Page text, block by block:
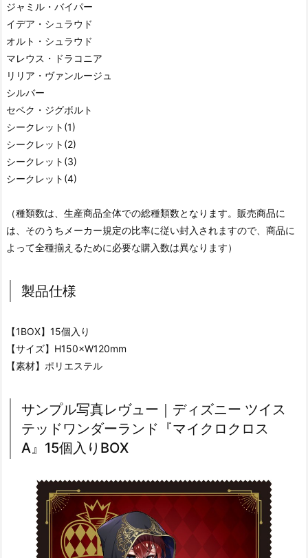
ジャミル・バイパー
イデア・シュラウド
オルト・シュラウド
マレウス・ドラコニア
リリア・ヴァンルージュ
シルバー
セベク・ジグボルト
シークレット(1)
シークレット(2)
シークレット(3)
シークレット(4)
（種類数は、生産商品全体での総種類数となります。販売商品に
は、そのうちメーカー規定の比率に従い封入されますので、商品に
よって全種揃えるために必要な購入数は異なります）
製品仕様
【1BOX】15個入り
【サイズ】H150×W120mm
【素材】ポリエステル
サンプル写真レヴュー｜ディズニー ツイス
テッドワンダーランド『マイクロクロス
A』15個入りBOX